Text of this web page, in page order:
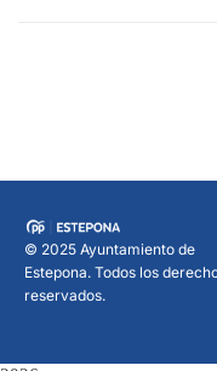
© 2025 Ayuntamiento de
Estepona. Todos los
reservados.